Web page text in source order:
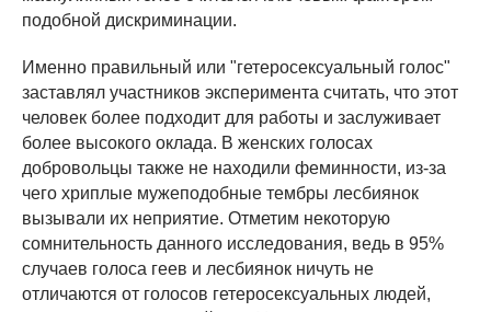
подобной дискриминации.
Именно правильный или "гетеросексуальный голос"
заставлял участников эксперимента считать, что этот
человек более подходит для работы и заслуживает
более высокого оклада. В женских голосах
добровольцы также не находили феминности, из-за
чего хриплые мужеподобные тембры лесбиянок
вызывали их неприятие. Отметим некоторую
сомнительность данного исследования, ведь в 95%
случаев голоса геев и лесбиянок ничуть не
отличаются от голосов гетеросексуальных людей,